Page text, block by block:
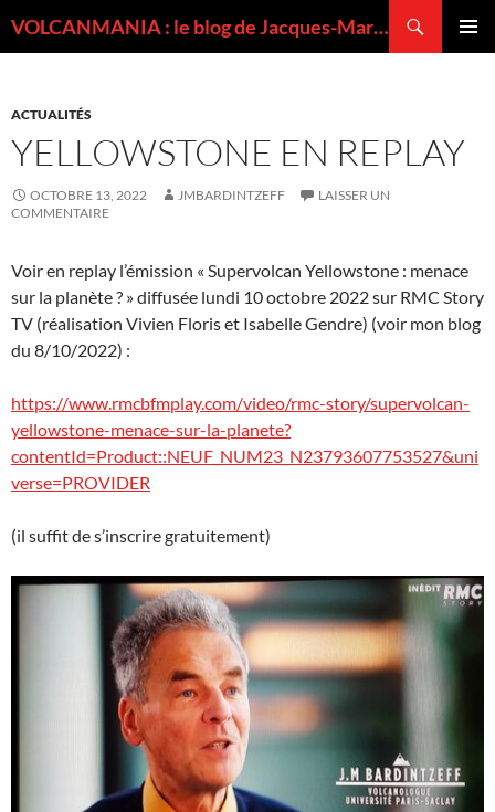
VOLCANMANIA : le blog de Jacques-Marie BARDINTZEFF, volcanologue
ACTUALITÉS
YELLOWSTONE EN REPLAY
OCTOBRE 13, 2022 JMBARDINTZEFF
LAISSER UN
COMMENTAIRE
Voir en replay l’émission « Supervolcan Yellowstone : menace
sur la planète ? » diffusée lundi 10 octobre 2022 sur RMC Story
TV (réalisation Vivien Floris et Isabelle Gendre) (voir mon blog
du 8/10/2022) :
https://www.rmcbfmplay.com/video/rmc-story/supervolcan-
yellowstone-menace-sur-la-planete?
contentId=Product::NEUF_NUM23_N23793607753527&uni
verse=PROVIDER
(il suffit de s’inscrire gratuitement)